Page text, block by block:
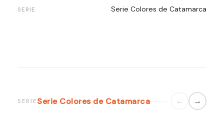
SERIE Serie Colores de Catamarca
SERIE Serie Colores de Catamarca ← →